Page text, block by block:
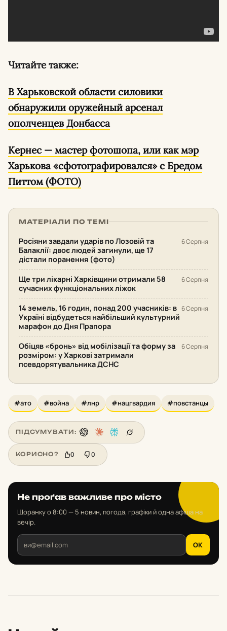
Читайте также:
В Харьковской области силовики
обнаружили оружейный арсенал
ополченцев Донбасса
Кернес — мастер фотошопа, или как мэр
Харькова «сфотографировался» с Бредом
Питтом (ФОТО)
МАТЕРІАЛИ ПО ТЕМІ
Росіяни завдали ударів по Лозовій та
Балаклії: двоє людей загинули, ще 17
дістали поранення (фото)
6 Серпня
Ще три лікарні Харківщини отримали 58
сучасних функціональних ліжок
6 Серпня
14 земель, 16 годин, понад 200 учасників: в
Україні відбудеться найбільший культурний
марафон до Дня Прапора
6 Серпня
Обіцяв «бронь» від мобілізації та форму за
розміром: у Харкові затримали
псевдорятувальника ДСНС
6 Серпня
#ато #война #лнр #нацгвардия #повстанцы
ПІДСУМУВАТИ:
КОРИСНО? 0 0
Не проґав важливе про місто
Щоранку о 8:00 — 5 новин, погода, графіки й одна афіша на
вечір.
OK